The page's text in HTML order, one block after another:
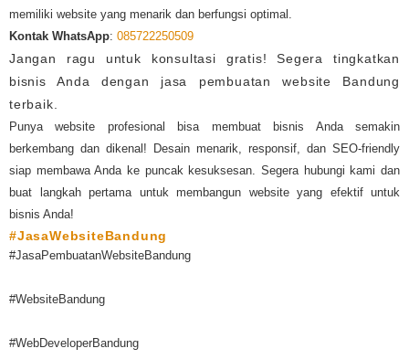
memiliki website yang menarik dan berfungsi optimal.
Kontak WhatsApp: 085722250509
Jangan ragu untuk konsultasi gratis! Segera tingkatkan
bisnis Anda dengan jasa pembuatan website Bandung
terbaik.
Punya website profesional bisa membuat bisnis Anda semakin
berkembang dan dikenal! Desain menarik, responsif, dan SEO-friendly
siap membawa Anda ke puncak kesuksesan. Segera hubungi kami dan
buat langkah pertama untuk membangun website yang efektif untuk
bisnis Anda!
#JasaWebsiteBandung
#JasaPembuatanWebsiteBandung
#WebsiteBandung
#WebDeveloperBandung